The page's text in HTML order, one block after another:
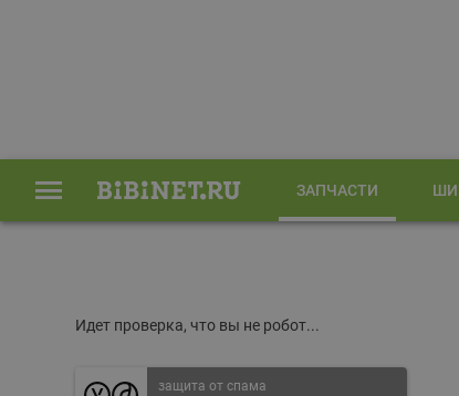
ЗАПЧАСТИ
Идет проверка, что вы не робот...
защита от спама